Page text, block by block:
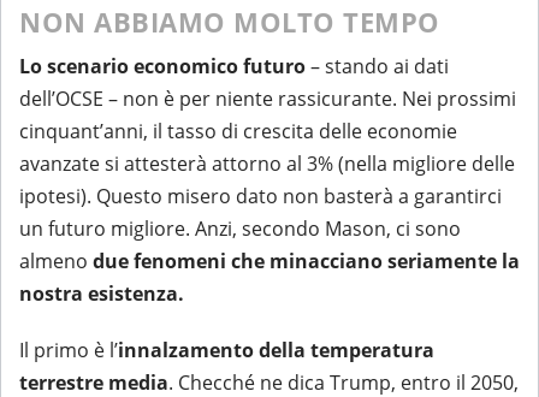
NON ABBIAMO MOLTO TEMPO
Lo scenario economico futuro– stando ai dati
dell’OCSE – non è per niente rassicurante. Nei prossimi
cinquant’anni, il tasso di crescita delle economie
avanzate si attesterà attorno al 3% (nella migliore delle
ipotesi). Questo misero dato non basterà a garantirci
un futuro migliore. Anzi, secondo Mason, ci sono
almeno due fenomeni che minacciano seriamente la
nostra esistenza.
Il primo è l’innalzamento della temperatura
terrestre media. Checché ne dica Trump, entro il 2050,